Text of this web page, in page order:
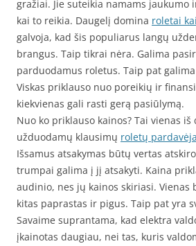
gražiai. Jie suteikia namams jaukumo
kai to reikia. Daugelį domina roletai
galvoja, kad šis populiarus langų
brangus. Taip tikrai nėra. Galima
parduodamus roletus. Taip pat
Viskas priklauso nuo poreikių ir
kiekvienas gali rasti gerą pasiūlymą.
Nuo ko priklauso kainos? Tai vienas iš
užduodamų klausimų roletų
Išsamus atsakymas būtų vertas
trumpai galima į jį atsakyti. Kaina
audinio, nes jų kainos skiriasi. Vienas
kitas paprastas ir pigus. Taip pat yra
Savaime suprantama, kad elektra
įkainotas daugiau, nei tas, kuris